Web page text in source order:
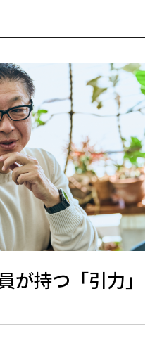
が持つ「引力」